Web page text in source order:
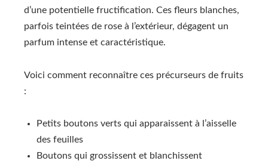
d’une potentielle fructification. Ces fleurs blanches,
parfois teintées de rose à l’extérieur, dégagent un
parfum intense et caractéristique.
Voici comment reconnaître ces précurseurs de fruits
:
Petits boutons verts qui apparaissent à l’aisselle
des feuilles
Boutons qui grossissent et blanchissent